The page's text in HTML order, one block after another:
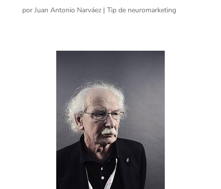
por Juan Antonio Narváez| Tip de neuromarketing